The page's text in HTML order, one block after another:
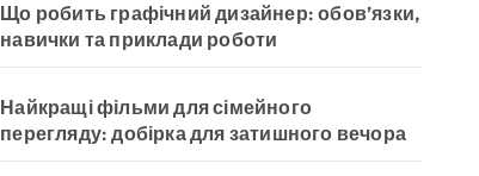
Що робить графічний дизайнер: обов’язки,
навички та приклади роботи
Найкращі фільми для сімейного
перегляду: добірка для затишного вечора